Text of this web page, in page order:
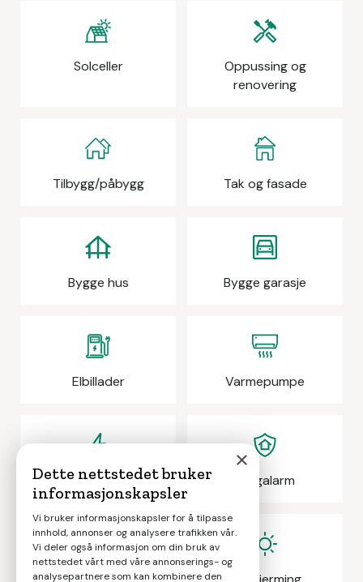
Solceller
Oppussing og
renovering
Tilbygg/påbygg Tak og fasade
Bygge hus Bygge garasje
Elbillader Varmepumpe
Elektrikeroppdrag Boligalarm
×
Dette nettstedet bruker
informasjonskapsler
Vi bruker informasjonskapsler for å tilpasse
innhold, annonser og analysere trafikken vår.
Vi deler også informasjon om din bruk av
nettstedet vårt med våre annonserings- og
analysepartnere som kan kombinere den